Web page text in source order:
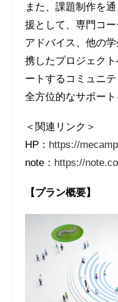
また、課題制作を
援として、専門コ
アドバイス、他の
携したプロジェク
ートするコミュニ
全方位的なサポート
＜関連リンク＞
HP： https://
note： https://
【プラン概要】